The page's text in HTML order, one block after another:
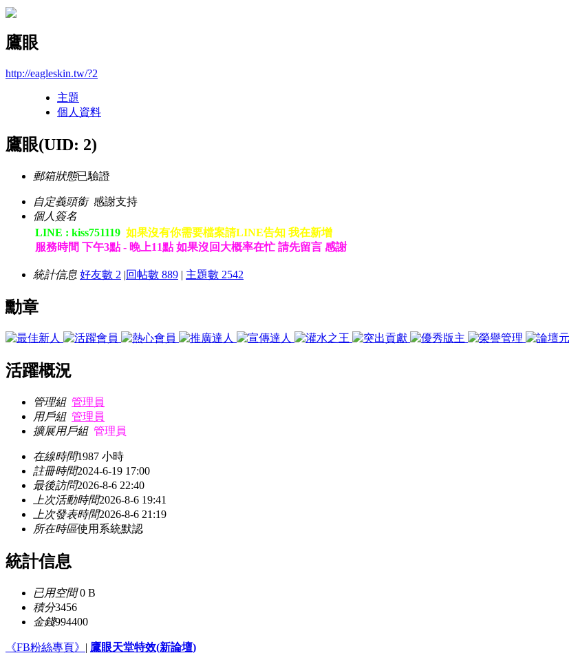
鷹眼
http://eagleskin.tw/?2
主題
個人資料
鷹眼(UID: 2)
郵箱狀態已驗證
自定義頭銜 感謝支持
個人簽名
LINE : kiss751119 如果沒有你需要檔案請LINE告知 我在新增
服務時間 下午3點 - 晚上11點 如果沒回大概率在忙 請先留言 感謝
統計信息 好友數 2 |回帖數 889 | 主題數 2542
勳章
活躍概況
管理組 管理員
用戶組 管理員
擴展用戶組 管理員
在線時間1987 小時
註冊時間2024-6-19 17:00
最後訪問2026-8-6 22:40
上次活動時間2026-8-6 19:41
上次發表時間2026-8-6 21:19
所在時區使用系統默認
統計信息
已用空間0 B
積分3456
金錢994400
《FB粉絲專頁》 | 鷹眼天堂特效(新論壇)